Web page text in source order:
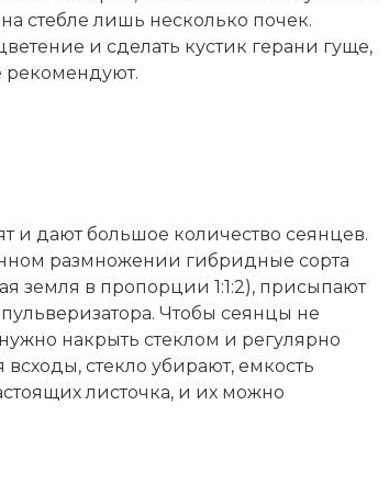
стебле лишь несколько почек.
и сделать кустик герани гуще,
рекомендуют.
и дают большое количество сеянцев.
размножении гибридные сорта
земля в пропорции 1:1:2), присыпают
Чтобы сеянцы не
накрыть стеклом и регулярно
стекло убирают, емкость
листочка, и их можно